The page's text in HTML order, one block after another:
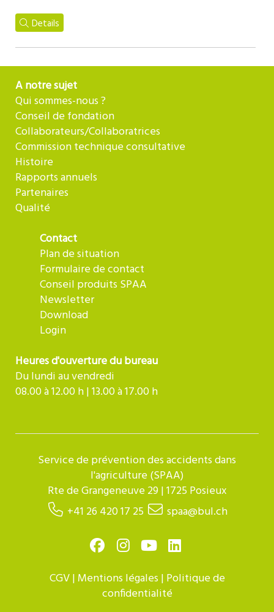
Details
A notre sujet
Qui sommes-nous ?
Conseil de fondation
Collaborateurs/Collaboratrices
Commission technique consultative
Histoire
Rapports annuels
Partenaires
Qualité
Contact
Plan de situation
Formulaire de contact
Conseil produits SPAA
Newsletter
Download
Login
Heures d'ouverture du bureau
Du lundi au vendredi
08.00 à 12.00 h | 13.00 à 17.00 h
Service de prévention des accidents dans
l'agriculture (SPAA)
Rte de Grangeneuve 29 | 1725 Posieux
+41 26 420 17 25
spaa@bul.ch
CGV|Mentions légales | Politique de
confidentialité